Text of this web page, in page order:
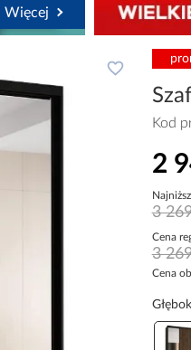
Więcej
Kod
2
3
Cena
3
Cena